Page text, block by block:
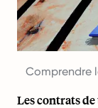
Comprendre
Les contrats